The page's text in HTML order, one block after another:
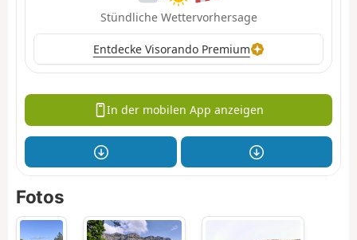
Stündliche Wettervorhersage
Entdecke Visorando Premium
In der mobilen App anzeigen
Fotos